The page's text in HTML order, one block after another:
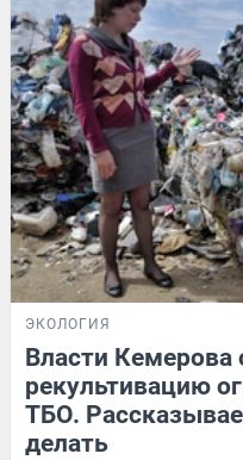
ЭКОЛОГИЯ
Власти Кемерова
рекультивацию
ТБО.
делать